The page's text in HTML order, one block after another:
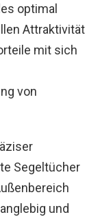
optimal
Attraktivität
mit sich
von
Segeltücher
und